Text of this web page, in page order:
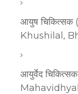
आयुष चिकित्सक
Khushilal,
आयुर्वेद